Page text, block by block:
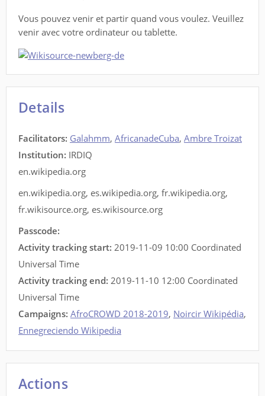
Vous pouvez venir et partir quand vous voulez. Veuillez
venir avec votre ordinateur ou tablette.
Details
Facilitators: Galahmm, AfricanadeCuba, Ambre Troizat
Institution: IRDIQ
en.wikipedia.org
en.wikipedia.org, es.wikipedia.org, fr.wikipedia.org,
fr.wikisource.org, es.wikisource.org
Passcode:
Activity tracking start: 2019-11-09 10:00 Coordinated
Universal Time
Activity tracking end: 2019-11-10 12:00 Coordinated
Universal Time
Campaigns: AfroCROWD 2018-2019, Noircir Wikipédia,
Ennegreciendo Wikipedia
Actions